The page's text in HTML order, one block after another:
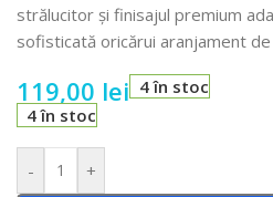
strălucitor și finisajul premium
sofisticată oricărui aranjament
119,00 lei 4 în stoc
4 în stoc
- +